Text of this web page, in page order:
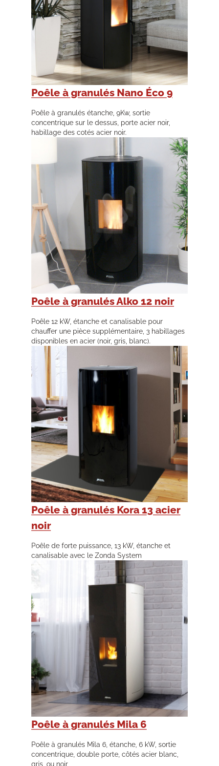
Poêle à granulés Nano Éco 9
Poêle à granulés étanche, 9Kw, sortie
concentrique sur le dessus, porte acier noir,
habillage des cotés acier noir.
Poêle à granulés Alko 12 noir
Poêle 12 kW, étanche et canalisable pour
chauffer une pièce supplémentaire, 3 habillages
disponibles en acier (noir, gris, blanc).
Poêle à granulés Kora 13 acier
noir
Poêle de forte puissance, 13 kW, étanche et
canalisable avec le Zonda System
Poêle à granulés Mila 6
Poêle à granulés Mila 6, étanche, 6 kW, sortie
concentrique, double porte, côtés acier blanc,
gris, ou noir